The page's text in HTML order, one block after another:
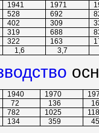
1941 1971
528 692
402 309
319 688
322 163
1,6 3,7
1940 1970
72 136
782 1025
134 359